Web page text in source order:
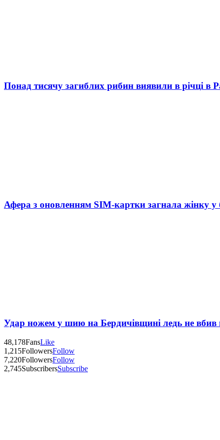
Понад тисячу загиблих рибин виявили в річці в
Афера з оновленням SIM-картки загнала жінку у
Удар ножем у шию на Бердичівщині ледь не вбив
48,178FansLike
1,215FollowersFollow
7,220FollowersFollow
2,745SubscribersSubscribe